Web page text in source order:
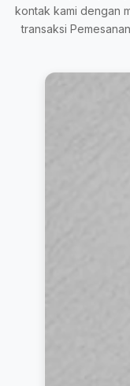
kontak kami dengan
transaksi